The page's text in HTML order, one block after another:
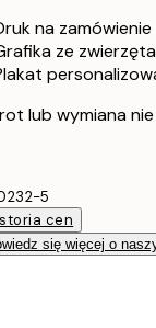
na zamówienie
ze
lub wymiana
5
cen
się więcej o